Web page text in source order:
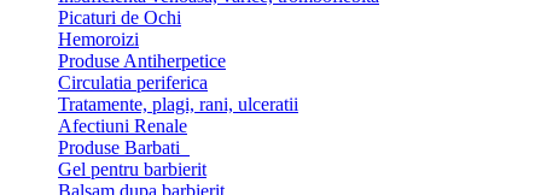
Picaturi de Ochi
Hemoroizi
Produse Antiherpetice
Circulatia periferica
Tratamente, plagi, rani, ulceratii
Afectiuni Renale
Produse Barbati
Gel pentru barbierit
Balsam dupa barbierit